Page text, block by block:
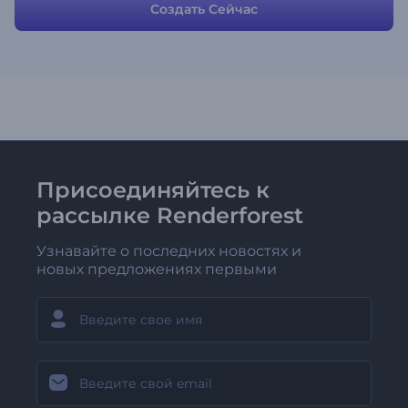
Создать Сейчас
Присоединяйтесь к
рассылке Renderforest
Узнавайте о последних новостях и
новых предложениях первыми